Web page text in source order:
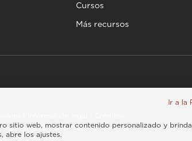
Cursos
Más recursos
Ir a la
sitio web, mostrar contenido personalizado y
abre los ajustes.